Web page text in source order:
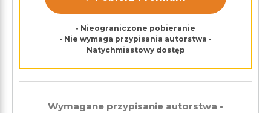
• Nieograniczone pobieranie
• Nie wymaga przypisania autorstwa •
Natychmiastowy dostęp
Wymagane przypisanie autorstwa •